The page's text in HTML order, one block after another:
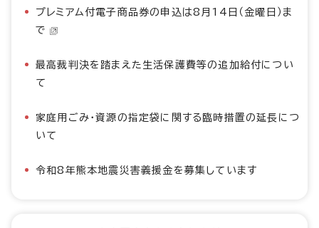
プレミアム付電子商品券の申込は8月14日（金曜日）ま
で
最高裁判決を踏まえた生活保護費等の追加給付につい
て
家庭用ごみ・資源の指定袋に関する臨時措置の延長につ
いて
令和8年熊本地震災害義援金を募集しています